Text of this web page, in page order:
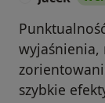
wyjaśnienia,
szybkie